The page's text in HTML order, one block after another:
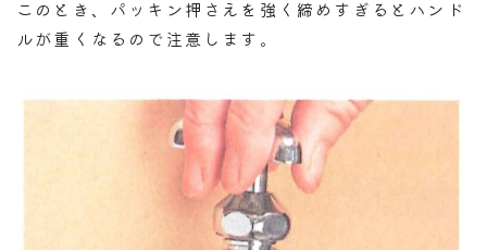
このとき、パッキン押さえを強く締めすぎるとハンド
ルが重くなるので注意します。